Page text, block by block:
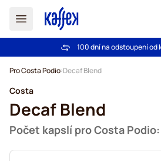
Bezplatná doprava
100 dní na odstoupení od
Pro Costa Podio Decaf Blend
Costa
Decaf Blend
Počet kapslí pro Costa